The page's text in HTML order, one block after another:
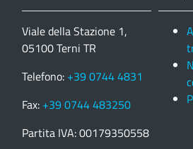
Viale della Stazione 1,
05100 Terni TR
Telefono: +39 0744 4831
Fax: +39 0744 483250
Partita IVA: 00179350558